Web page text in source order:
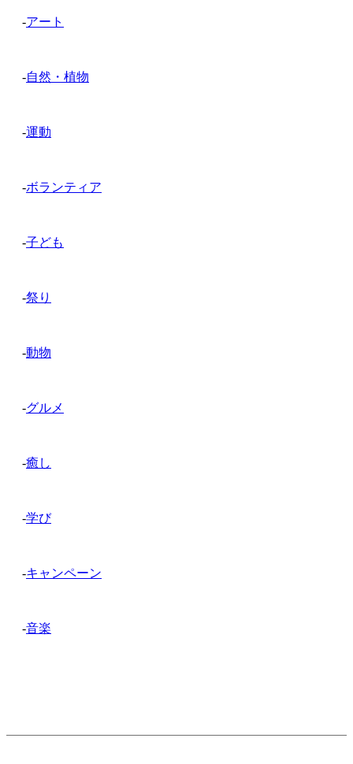
-アート
-自然・植物
-運動
-ボランティア
-子ども
-祭り
-動物
-グルメ
-癒し
-学び
-キャンペーン
-音楽